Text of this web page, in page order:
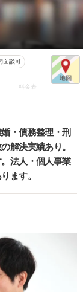
面談可
料金表
・債務整理・刑
解決実績あり。
法人・個人事業
ます。